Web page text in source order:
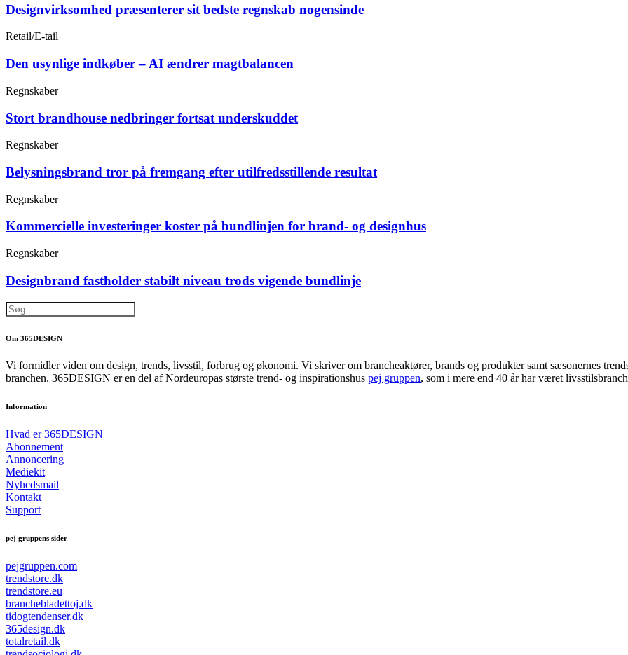
Designvirksomhed præsenterer sit bedste regnskab nogensinde
Retail/E-tail
Den usynlige indkøber – AI ændrer magtbalancen
Regnskaber
Stort brandhouse nedbringer fortsat underskuddet
Regnskaber
Belysningsbrand tror på fremgang efter utilfredsstillende resultat
Regnskaber
Kommercielle investeringer koster på bundlinjen for brand- og designhus
Regnskaber
Designbrand fastholder stabilt niveau trods vigende bundlinje
Om 365DESIGN
Vi formidler viden om design, trends, livsstil, forbrug og økonomi. Vi skriver om brancheaktører, brands og produkter samt sæsonernes
branchen. 365DESIGN er en del af Nordeuropas største trend- og inspirationshus pej gruppen, som i mere end 40 år har været
Information
Hvad er 365DESIGN
Abonnement
Annoncering
Mediekit
Nyhedsmail
Kontakt
Support
pej gruppens sider
pejgruppen.com
trendstore.dk
trendstore.eu
branchebladettoj.dk
tidogtendenser.dk
365design.dk
totalretail.dk